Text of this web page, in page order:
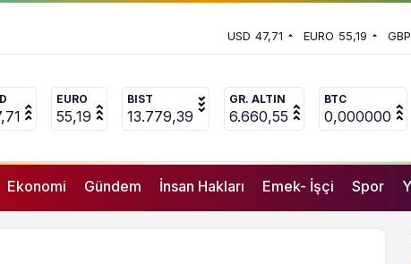
USD 47,71 EURO 55,19 GBP
EURO
55,19
BIST
13.779,39
GR. ALTIN
6.660,55
BTC
0,000000
Ekonomi Gündem İnsan Hakları Emek- İşçi Spor